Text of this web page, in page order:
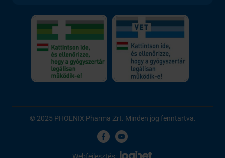
© 2025 PHOENIX Pharma Zrt. Minden jog fenntartva.
Webfejlesztés: